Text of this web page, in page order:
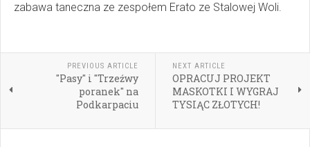
zabawa taneczna ze zespołem Erato ze Stalowej Woli.
PREVIOUS ARTICLE
"Pasy" i "Trzeźwy
poranek" na
Podkarpaciu
NEXT ARTICLE
OPRACUJ PROJEKT
MASKOTKI I WYGRAJ
TYSIĄC ZŁOTYCH!